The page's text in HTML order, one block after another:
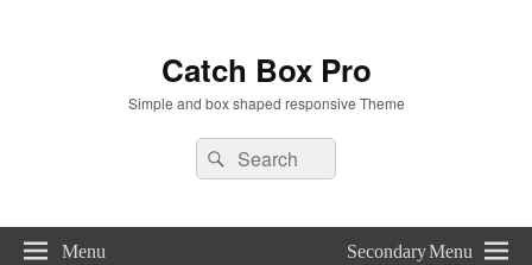
Catch Box Pro
Simple and box shaped responsive Theme
Area
Search
for:
Search
Menu Secondary Menu